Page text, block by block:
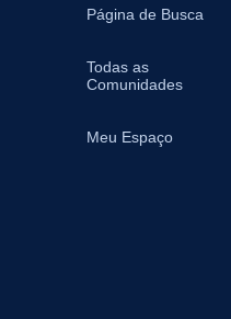
Página de Busca
Todas as
Comunidades
Meu Espaço